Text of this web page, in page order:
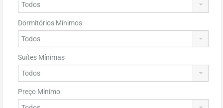
Dormitórios Mínimos
Suítes Mínimas
Preço Mínimo